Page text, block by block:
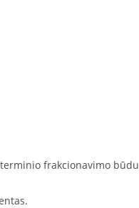
frakcionavimo